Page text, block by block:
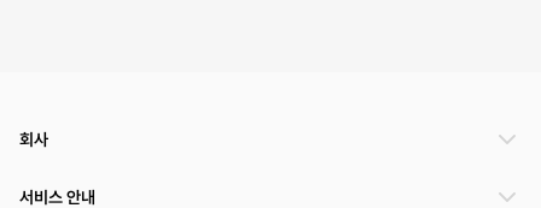
회사
서비스 안내